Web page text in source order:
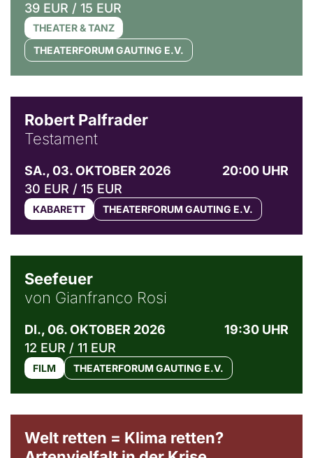
39 EUR / 15 EUR
THEATER & TANZ
THEATERFORUM GAUTING E.V.
Robert Palfrader
Testament
SA., 03. OKTOBER 2026
20:00 UHR
30 EUR / 15 EUR
KABARETT THEATERFORUM GAUTING E.V.
Seefeuer
von Gianfranco Rosi
DI., 06. OKTOBER 2026
19:30 UHR
12 EUR / 11 EUR
FILM THEATERFORUM GAUTING E.V.
Welt retten = Klima retten?